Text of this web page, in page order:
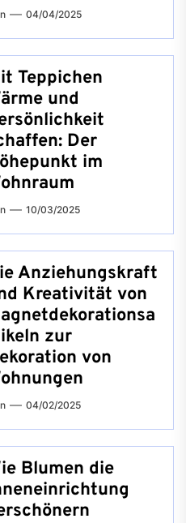
04/04/2025
Teppichen
und
Der
im
10/03/2025
Anziehungskraft
Kreativität von
zur
von
04/02/2025
Blumen die